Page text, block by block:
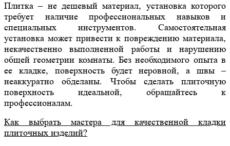
Плитка – не дешевый материал, установка которого
требует наличие профессиональных навыков и
специальных инструментов. Самостоятельная
установка может привести к повреждению материала,
некачественно выполненной работы и нарушению
общей геометрии комнаты. Без необходимого опыта в
ее кладке, поверхность будет неровной, а швы –
неаккуратно обделаны. Чтобы сделать плиточную
поверхность идеальной, обращайтесь к
профессионалам.
Как выбрать мастера для качественной кладки
плиточных изделий?